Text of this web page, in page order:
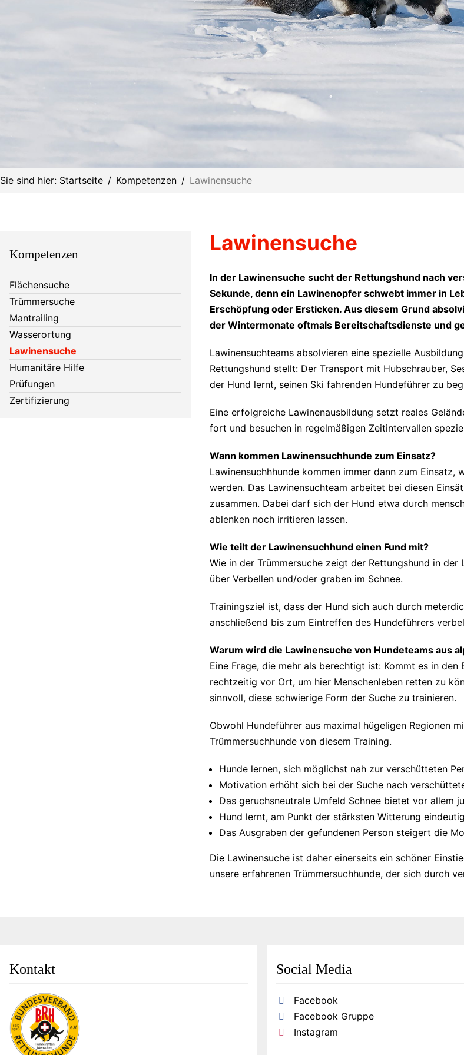
Sie sind hier: Startseite Kompetenzen Lawinensuche
Kompetenzen
Flächensuche
Trümmersuche
Mantrailing
Wasserortung
Lawinensuche
Humanitäre Hilfe
Prüfungen
Zertifizierung
Lawinensuche
In der Lawinensuche sucht der Rettungshund nach
Sekunde, denn ein Lawinenopfer schwebt immer in
Erschöpfung oder Ersticken. Aus diesem Grund
der Wintermonate oftmals Bereitschaftsdienste und
Lawinensuchteams absolvieren eine spezielle
Rettungshund stellt: Der Transport mit Hubschrauber,
der Hund lernt, seinen Ski fahrenden Hundeführer zu
Eine erfolgreiche Lawinenausbildung setzt reales
fort und besuchen in regelmäßigen Zeitintervallen
Wann kommen Lawinensuchhunde zum Einsatz?
Lawinensuchhhunde kommen immer dann zum
werden. Das Lawinensuchteam arbeitet bei diesen
zusammen. Dabei darf sich der Hund etwa durch
ablenken noch irritieren lassen.
Wie teilt der Lawinensuchhund einen Fund mit?
Wie in der Trümmersuche zeigt der Rettungshund in
über Verbellen und/oder graben im Schnee.
Trainingsziel ist, dass der Hund sich auch durch
anschließend bis zum Eintreffen des Hundeführers
Warum wird die Lawinensuche von Hundeteams aus
Eine Frage, die mehr als berechtigt ist: Kommt es in
rechtzeitig vor Ort, um hier Menschenleben retten zu
sinnvoll, diese schwierige Form der Suche zu trainieren.
Obwohl Hundeführer aus maximal hügeligen Regionen
Trümmersuchhunde von diesem Training.
Hunde lernen, sich möglichst nah zur verschütteten
Motivation erhöht sich bei der Suche nach
Das geruchsneutrale Umfeld Schnee bietet vor allem
Hund lernt, am Punkt der stärksten Witterung
Das Ausgraben der gefundenen Person steigert die
Die Lawinensuche ist daher einerseits ein schöner
unsere erfahrenen Trümmersuchhunde, der sich durch
Kontakt Social Media
Facebook
Facebook Gruppe
Instagram